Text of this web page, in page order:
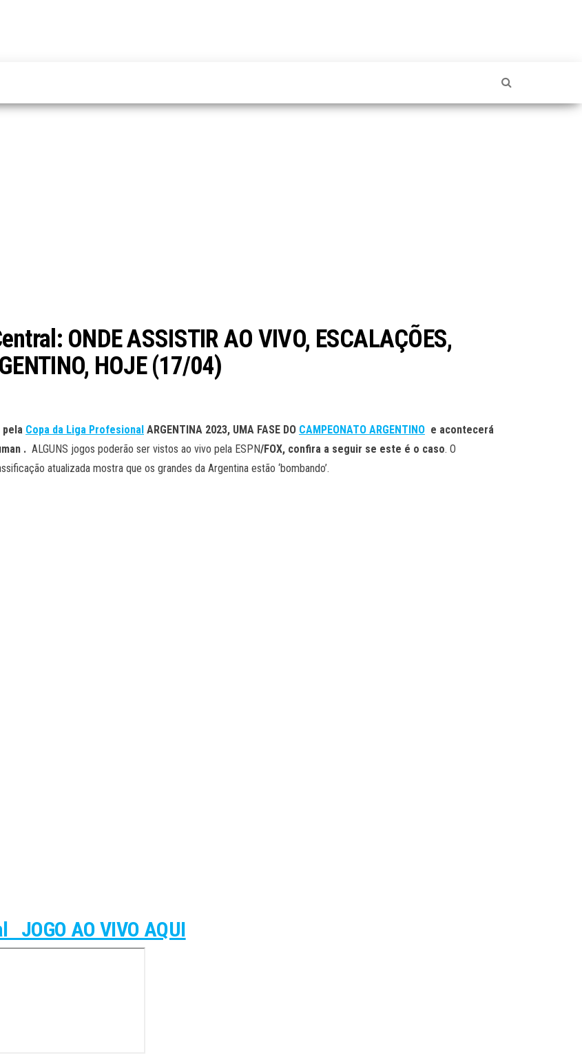
ONDE ASSISTIR AO VIVO, ESCALAÇÕES,
HOJE (17/04)
pela Copa da Liga Profesional ARGENTINA 2023, UMA FASE DO CAMPEONATO ARGENTINO e acontecerá
. ALGUNS jogos poderão ser vistos ao vivo pela ESPN/FOX, confira a seguir se este é o caso. O
atualizada mostra que os grandes da Argentina estão ‘bombando’.
JOGO AO VIVO AQUI